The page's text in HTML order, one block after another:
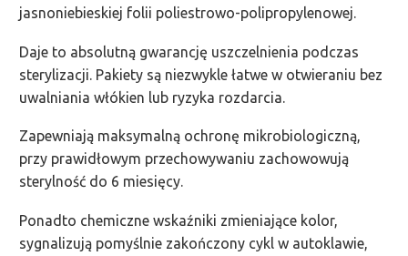
jasnoniebieskiej folii poliestrowo-polipropylenowej.
Daje to absolutną gwarancję uszczelnienia podczas
sterylizacji. Pakiety są niezwykle łatwe w otwieraniu bez
uwalniania włókien lub ryzyka rozdarcia.
Zapewniają maksymalną ochronę mikrobiologiczną,
przy prawidłowym przechowywaniu zachowowują
sterylność do 6 miesięcy.
Ponadto chemiczne wskaźniki zmieniające kolor,
sygnalizują pomyślnie zakończony cykl w autoklawie,